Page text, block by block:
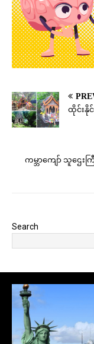
ထိုင်းနို
ကမ္ဘာကျော် သူဌေးက
Search